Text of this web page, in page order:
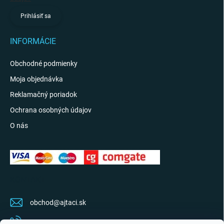
Prihlásiť sa
INFORMÁCIE
Obchodné podmienky
Moja objednávka
Reklamačný poriadok
Ochrana osobných údajov
O nás
obchod@ajtaci.sk
0904 07 34 34